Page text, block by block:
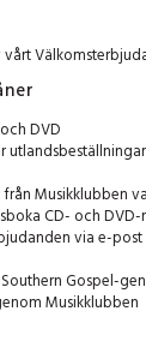
DVD
Musikklubben
CD- och
via e-
Gospel-
Musikklubben